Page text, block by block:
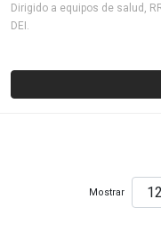
Dirigido a equipos de salud,
DEI.
Mostrar